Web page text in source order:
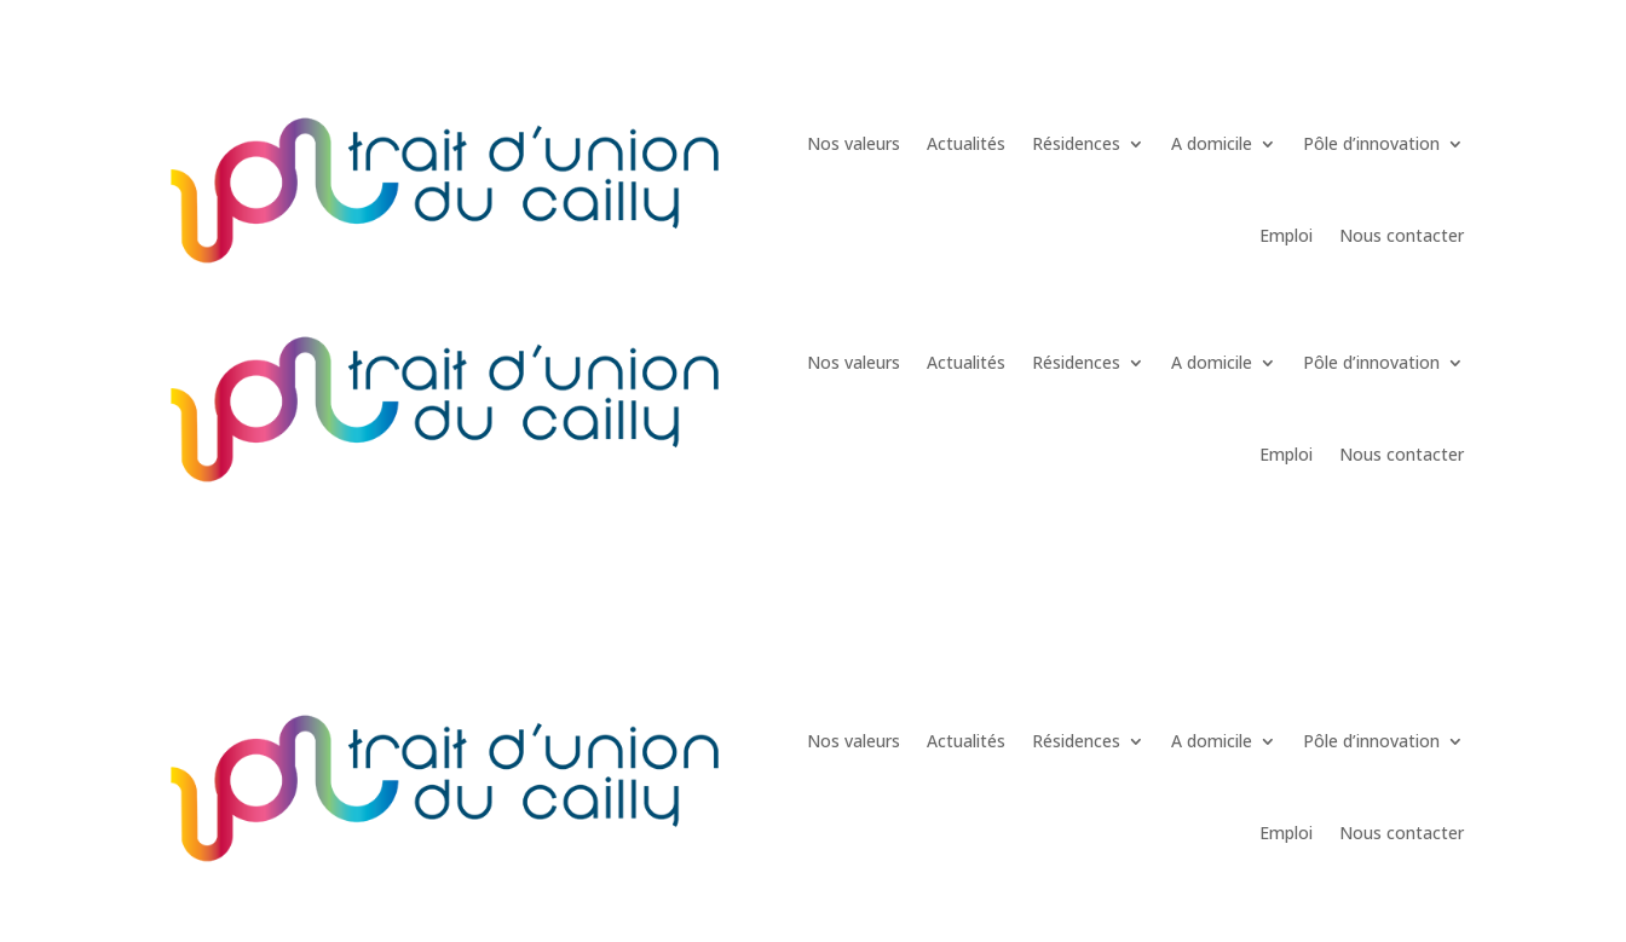
Nos valeurs Actualités Résidences A domicile Pôle d’innovation
Emploi Nous contacter
Nos valeurs Actualités Résidences A domicile Pôle d’innovation
Emploi Nous contacter
Nos valeurs Actualités Résidences A domicile Pôle d’innovation
Emploi Nous contacter